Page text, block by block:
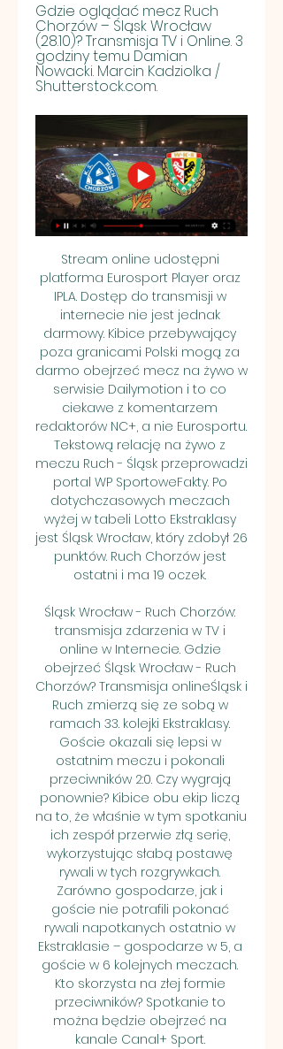
Gdzie oglądać mecz Ruch
Chorzów – Śląsk Wrocław
(28.10)? Transmisja TV i Online. 3
godziny temu Damian
Nowacki. Marcin Kadziolka /
Shutterstock.com.
Stream online udostępni
platforma Eurosport Player oraz
IPLA. Dostęp do transmisji w
internecie nie jest jednak
darmowy. Kibice przebywający
poza granicami Polski mogą za
darmo obejrzeć mecz na żywo w
serwisie Dailymotion i to co
ciekawe z komentarzem
redaktorów NC+, a nie Eurosportu.
Tekstową relację na żywo z
meczu Ruch - Śląsk przeprowadzi
portal WP SportoweFakty. Po
dotychczasowych meczach
wyżej w tabeli Lotto Ekstraklasy
jest Śląsk Wrocław, który zdobył 26
punktów. Ruch Chorzów jest
ostatni i ma 19 oczek.
Śląsk Wrocław - Ruch Chorzów:
transmisja zdarzenia w TV i
online w Internecie. Gdzie
obejrzeć Śląsk Wrocław - Ruch
Chorzów? Transmisja onlineŚląsk i
Ruch zmierzą się ze sobą w
ramach 33. kolejki Ekstraklasy.
Goście okazali się lepsi w
ostatnim meczu i pokonali
przeciwników 2:0. Czy wygrają
ponownie? Kibice obu ekip liczą
na to, że właśnie w tym spotkaniu
ich zespół przerwie złą serię,
wykorzystując słabą postawę
rywali w tych rozgrywkach.
Zarówno gospodarze, jak i
goście nie potrafili pokonać
rywali napotkanych ostatnio w
Ekstraklasie – gospodarze w 5, a
goście w 6 kolejnych meczach.
Kto skorzysta na złej formie
przeciwników? Spotkanie to
można będzie obejrzeć na
kanale Canal+ Sport.